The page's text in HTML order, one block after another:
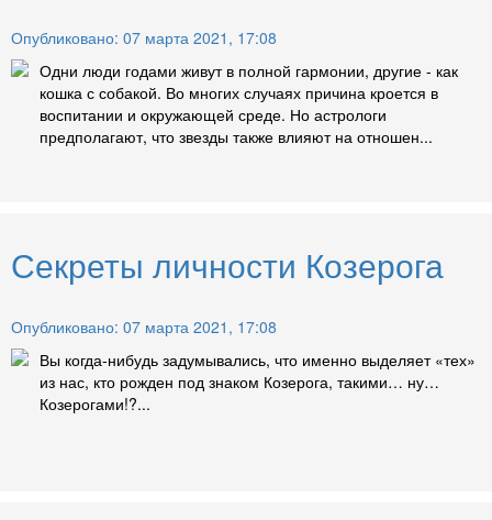
Опубликовано: 07 марта 2021, 17:08
Одни люди годами живут в полной гармонии, другие - как
кошка с собакой. Во многих случаях причина кроется в
воспитании и окружающей среде. Но астрологи
предполагают, что звезды также влияют на отношен...
Секреты личности Козерога
Опубликовано: 07 марта 2021, 17:08
Вы когда-нибудь задумывались, что именно выделяет «тех»
из нас, кто рожден под знаком Козерога, такими… ну…
Козерогами!?...